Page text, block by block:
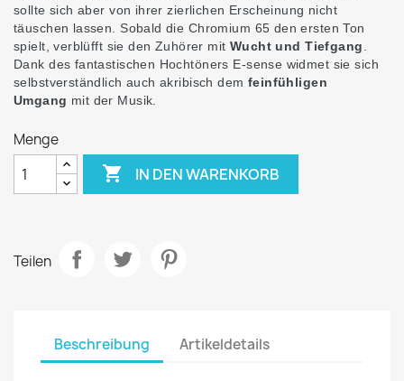
sollte sich aber von ihrer zierlichen Erscheinung nicht
täuschen lassen. Sobald die Chromium 65 den ersten Ton
spielt, verblüfft sie den Zuhörer mit Wucht und Tiefgang
Dank des fantastischen Hochtöners E-sense widmet sie sich
selbstverständlich auch akribisch dem feinfühligen
Umgang mit der Musik.
Menge
 IN DEN WARENKORB
Teilen
Beschreibung Artikeldetails